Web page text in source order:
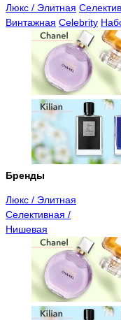
Люкс / Элитная
Винтажная Celebrity
Бренды
Люкс / Элитная
Селективная /
Нишевая